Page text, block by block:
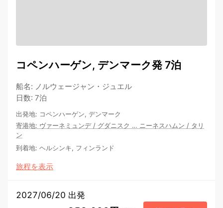
コペンハーゲン, デンマーク発 7泊
船名: ノルウェージャン・ジュエル
日数: 7泊
出発地: コペンハーゲン, デンマーク
寄港地: ヴァーネミュンデ/ グダニスク … ニーネスハムン / タリ
ン
到着地: ヘルシンキ, フィンランド
旅程を表示
2027/06/20 出発